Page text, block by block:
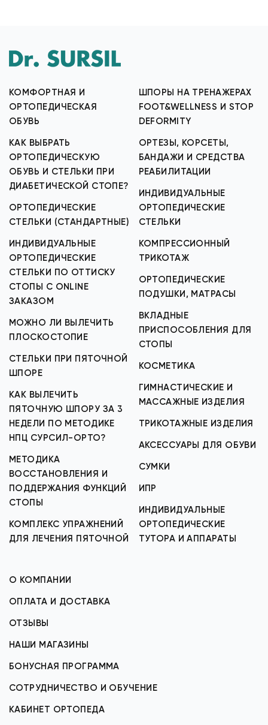
КОМФОРТНАЯ И
ОРТОПЕДИЧЕСКАЯ
ОБУВЬ
КАК ВЫБРАТЬ
ОРТОПЕДИЧЕСКУЮ
ОБУВЬ И СТЕЛЬКИ ПРИ
ДИАБЕТИЧЕСКОЙ СТОПЕ?
ОРТОПЕДИЧЕСКИЕ
СТЕЛЬКИ (СТАНДАРТНЫЕ)
ИНДИВИДУАЛЬНЫЕ
ОРТОПЕДИЧЕСКИЕ
СТЕЛЬКИ ПО ОТТИСКУ
СТОПЫ С ONLINE
ЗАКАЗОМ
МОЖНО ЛИ ВЫЛЕЧИТЬ
ПЛОСКОСТОПИЕ
СТЕЛЬКИ ПРИ ПЯТОЧНОЙ
ШПОРЕ
КАК ВЫЛЕЧИТЬ
ПЯТОЧНУЮ ШПОРУ ЗА 3
НЕДЕЛИ ПО МЕТОДИКЕ
НПЦ СУРСИЛ-ОРТО?
МЕТОДИКА
ВОССТАНОВЛЕНИЯ И
ПОДДЕРЖАНИЯ ФУНКЦИЙ
СТОПЫ
КОМПЛЕКС УПРАЖНЕНИЙ
ДЛЯ ЛЕЧЕНИЯ ПЯТОЧНОЙ
ШПОРЫ НА ТРЕНАЖЕРАХ
FOOT&WELLNESS И STOP
DEFORMITY
ОРТЕЗЫ, КОРСЕТЫ,
БАНДАЖИ И СРЕДСТВА
РЕАБИЛИТАЦИИ
ИНДИВИДУАЛЬНЫЕ
ОРТОПЕДИЧЕСКИЕ
СТЕЛЬКИ
КОМПРЕССИОННЫЙ
ТРИКОТАЖ
ОРТОПЕДИЧЕСКИЕ
ПОДУШКИ, МАТРАСЫ
ВКЛАДНЫЕ
ПРИСПОСОБЛЕНИЯ ДЛЯ
СТОПЫ
КОСМЕТИКА
ГИМНАСТИЧЕСКИЕ И
МАССАЖНЫЕ ИЗДЕЛИЯ
ТРИКОТАЖНЫЕ ИЗДЕЛИЯ
АКСЕССУАРЫ ДЛЯ ОБУВИ
СУМКИ
ИПР
ИНДИВИДУАЛЬНЫЕ
ОРТОПЕДИЧЕСКИЕ
ТУТОРА И АППАРАТЫ
О КОМПАНИИ
ОПЛАТА И ДОСТАВКА
ОТЗЫВЫ
НАШИ МАГАЗИНЫ
БОНУСНАЯ ПРОГРАММА
СОТРУДНИЧЕСТВО И ОБУЧЕНИЕ
КАБИНЕТ ОРТОПЕДА